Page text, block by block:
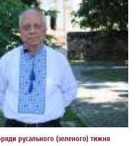
русального (зеленого) тижня